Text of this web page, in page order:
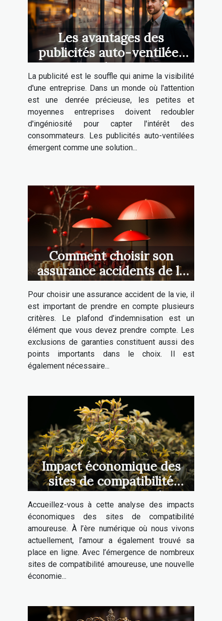
Les avantages des
publicités auto-ventilées
pour les PME
La publicité est le souffle qui anime la visibilité
d'une entreprise. Dans un monde où l'attention
est une denrée précieuse, les petites et
moyennes entreprises doivent redoubler
d'ingéniosité pour capter l'intérêt des
consommateurs. Les publicités auto-ventilées
émergent comme une solution...
Comment choisir son
assurance accidents de la
vie ?
Pour choisir une assurance accident de la vie, il
est important de prendre en compte plusieurs
critères. Le plafond d’indemnisation est un
élément que vous devez prendre compte. Les
exclusions de garanties constituent aussi des
points importants dans le choix. Il est
également nécessaire...
Impact économique des
sites de compatibilité
amoureuse: une analyse
Accueillez-vous à cette analyse des impacts
économiques des sites de compatibilité
amoureuse. À l’ère numérique où nous vivons
actuellement, l’amour a également trouvé sa
place en ligne. Avec l’émergence de nombreux
sites de compatibilité amoureuse, une nouvelle
économie...